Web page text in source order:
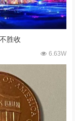
胜收
6.63W